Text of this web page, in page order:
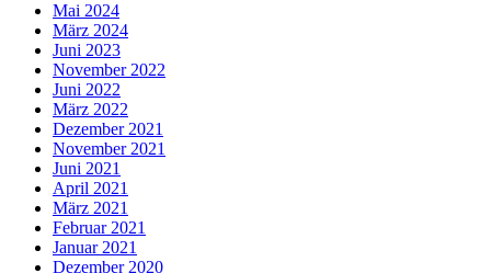
Mai 2024
März 2024
Juni 2023
November 2022
Juni 2022
März 2022
Dezember 2021
November 2021
Juni 2021
April 2021
März 2021
Februar 2021
Januar 2021
Dezember 2020